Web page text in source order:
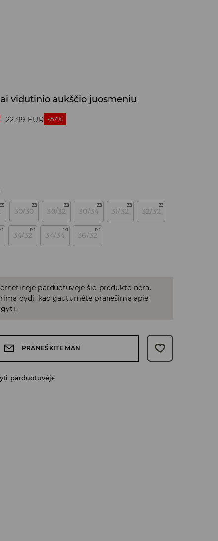
vidutinio aukščio juosmeniu
22,99 EUR -57%
30/30 30/32 30/34 31/32 32/32
34/32 34/34 36/32
parduotuvėje šio produkto nėra.
dydį, kad gautumėte pranešimą apie
PRANEŠKITE MAN
parduotuvėje